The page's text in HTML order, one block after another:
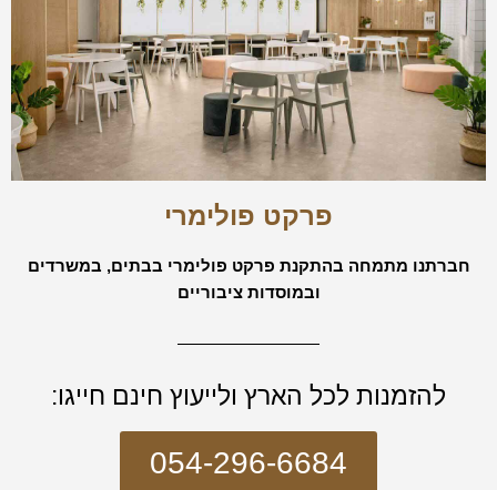
פרקט פולימרי
חברתנו מתמחה בהתקנת פרקט פולימרי בבתים, במשרדים
ובמוסדות ציבוריים
להזמנות לכל הארץ ולייעוץ חינם חייגו:
054-296-6684